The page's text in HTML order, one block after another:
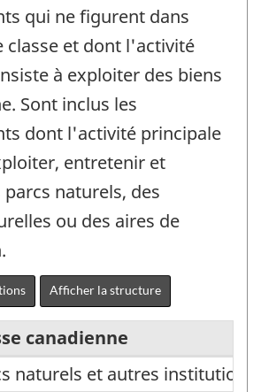
qui ne figurent dans
classe et dont l'activité
à exploiter des biens
Sont inclus les
dont l'activité principale
entretenir et
naturels, des
ou des aires de
Afficher la structure
canadienne
naturels et autres
naturels et autres